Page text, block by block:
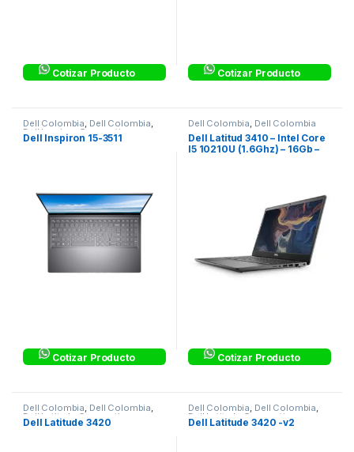
Cotizar Producto Cotizar Producto
Dell Colombia, Dell Colombia,
Dell Inspiron Corporativo
Equipos Corporativos ,
Dell Inspiron 15-3511
Cotizar Producto
Dell Colombia, Dell Colombia
Dell Latitud 3410 – Intel Core
I5 10210U (1.6Ghz) – 16Gb –
Cotizar Producto
Dell Colombia, Dell Colombia,
Dell Latitude Corporativos
Laptops & Computers
Dell Latitude 3420
Dell Colombia, Dell Colombia,
Dell Latitude Corporativos
Laptops & Computers
Dell Latitude 3420 -v2